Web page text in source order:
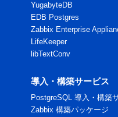
YugabyteDB
EDB Postgres
Zabbix Enterprise
LifeKeeper
libTextConv
導入・構築サービス
PostgreSQL 導入・構築
Zabbix 構築パッケージ